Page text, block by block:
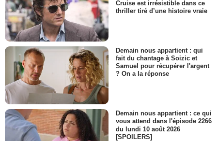
Cruise est irrésistible dans ce
thriller tiré d’une histoire vraie
Demain nous appartient : qui
fait du chantage à Soizic et
Samuel pour récupérer l'argent
? On a la réponse
Demain nous appartient : ce qui
vous attend dans l'épisode 2266
du lundi 10 août 2026
[SPOILERS]